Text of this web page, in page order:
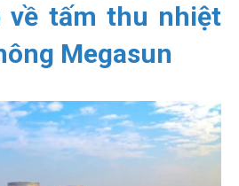
về tấm thu nhiệt
Megasun